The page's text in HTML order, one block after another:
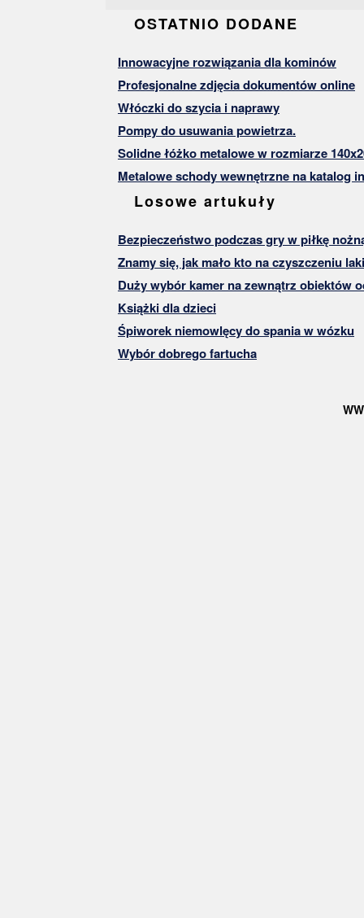
OSTATNIO DODANE
Innowacyjne rozwiązania dla kominów
Profesjonalne zdjęcia dokumentów online
Włóczki do szycia i naprawy
Pompy do usuwania powietrza.
Solidne łóżko metalowe w rozmiarze
Metalowe schody wewnętrzne na katalog
Losowe artukuły
Bezpieczeństwo podczas gry w piłkę
Znamy się, jak mało kto na czyszczeniu
Duży wybór kamer na zewnątrz obiektów
Książki dla dzieci
Śpiworek niemowlęcy do spania w wózku
Wybór dobrego fartucha